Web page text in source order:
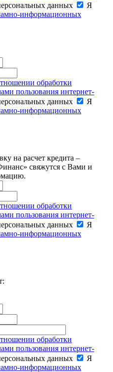
данных
Я
информационных
обработки
пользования интернет-
данных
Я
информационных
на расчет кредита –
свяжутся с Вами и
обработки
пользования интернет-
данных
Я
информационных
обработки
пользования интернет-
данных
Я
информационных